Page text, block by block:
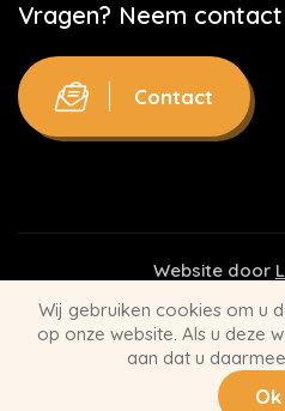
Vragen? Neem
Contact
Website door
Privacy
Wij gebruiken cookies om u
op onze website. Als u deze
aan dat u
Ok